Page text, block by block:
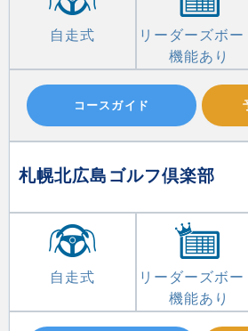
自走式
リーダーズボー
機能あり
コースガイド
札幌北広島ゴルフ倶楽部
自走式
リーダーズボー
機能あり